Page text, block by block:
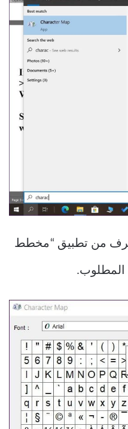
من تطبيق “مخطط
المطلوب.